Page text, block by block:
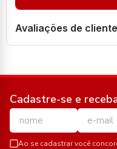
Avaliações de
Cadastre-se e
Ao se cadastrar você